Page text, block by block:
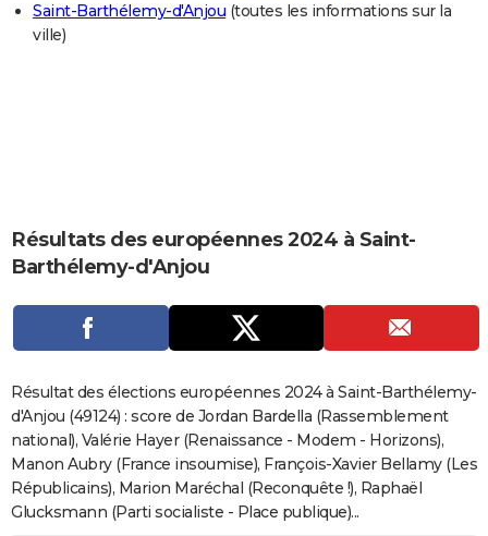
Destinations
City break
Voyage nature
Voyage de noces
Forum
Climat
PHOTO
Dictionnaire
Biographies
Citations
Expressions
Proverbes
PROGRAMME TV
Se connecter
Entreprises
Service militaire
Avis de recherche
AVIS DE DÉCÈS
FORUM
Bricolage
Lifestyle
Culture
Sport
Auto
Television
Voyage
Cinema
Saint-Barthélemy-d'Anjou (toutes les informations sur la
ville)
Résultats des européennes 2024 à Saint-
Barthélemy-d'Anjou
Résultat des élections européennes 2024 à Saint-Barthélemy-
d'Anjou (49124) : score de Jordan Bardella (Rassemblement
national), Valérie Hayer (Renaissance - Modem - Horizons),
Manon Aubry (France insoumise), François-Xavier Bellamy (Les
Républicains), Marion Maréchal (Reconquête !), Raphaël
Glucksmann (Parti socialiste - Place publique)...